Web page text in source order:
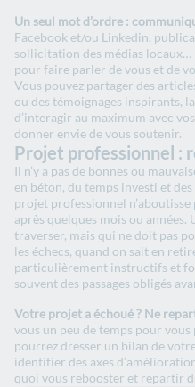
Un seul mot d’ordre :
Facebook et/ou Linkedin,
sollicitation des médias locaux…
pour faire parler de vous et de
Vous pouvez partager des
ou des témoignages inspirants,
d’interagir au maximum avec
donner envie de vous soutenir.
Projet professionnel :
Il n’y a pas de bonnes ou
en béton, du temps investi et
projet professionnel n’aboutisse
après quelques mois ou années.
traverser, mais qui ne doit pas
les échecs, quand on sait en
particulièrement instructifs et
souvent des passages obligés
Votre projet a échoué ? Ne
vous un peu de temps pour
pourrez dresser un bilan de
identifier des axes
quoi vous rebooster et repartir